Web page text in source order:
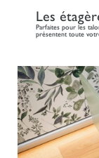
Les
Parfaites pour les
présentent toute